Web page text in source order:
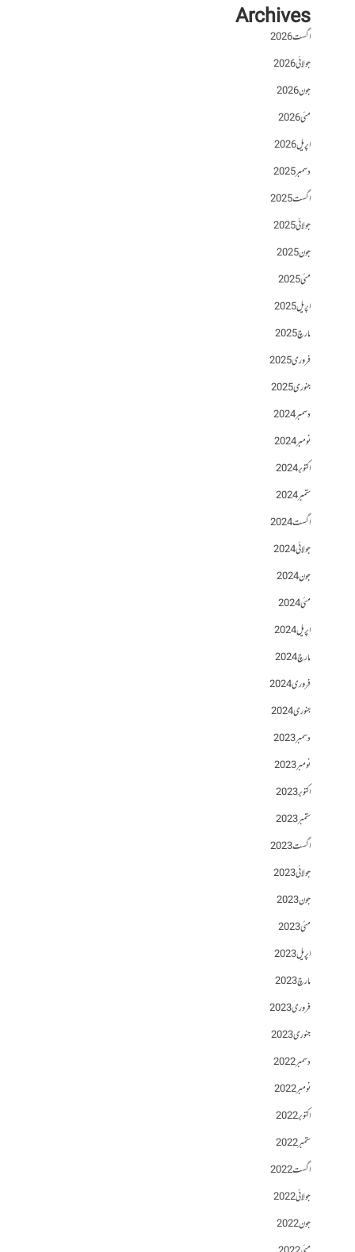
Archives
اگست 2026
جولائی 2026
جون 2026
مئی 2026
اپریل 2026
دسمبر 2025
اگست 2025
جولائی 2025
جون 2025
مئی 2025
اپریل 2025
مارچ 2025
فروری 2025
جنوری 2025
دسمبر 2024
نومبر 2024
اکتوبر 2024
ستمبر 2024
اگست 2024
جولائی 2024
جون 2024
مئی 2024
اپریل 2024
مارچ 2024
فروری 2024
جنوری 2024
دسمبر 2023
نومبر 2023
اکتوبر 2023
ستمبر 2023
اگست 2023
جولائی 2023
جون 2023
مئی 2023
اپریل 2023
مارچ 2023
فروری 2023
جنوری 2023
دسمبر 2022
نومبر 2022
اکتوبر 2022
ستمبر 2022
اگست 2022
جولائی 2022
جون 2022